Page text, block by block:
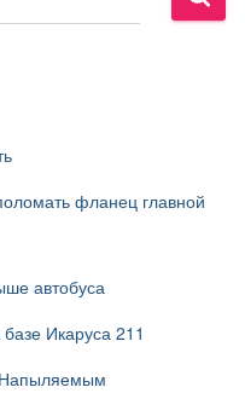
фланец главной
автобуса
Икаруса 211
Напыляемым